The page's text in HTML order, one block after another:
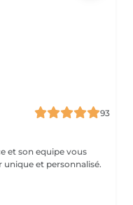
93
et personnalisé.